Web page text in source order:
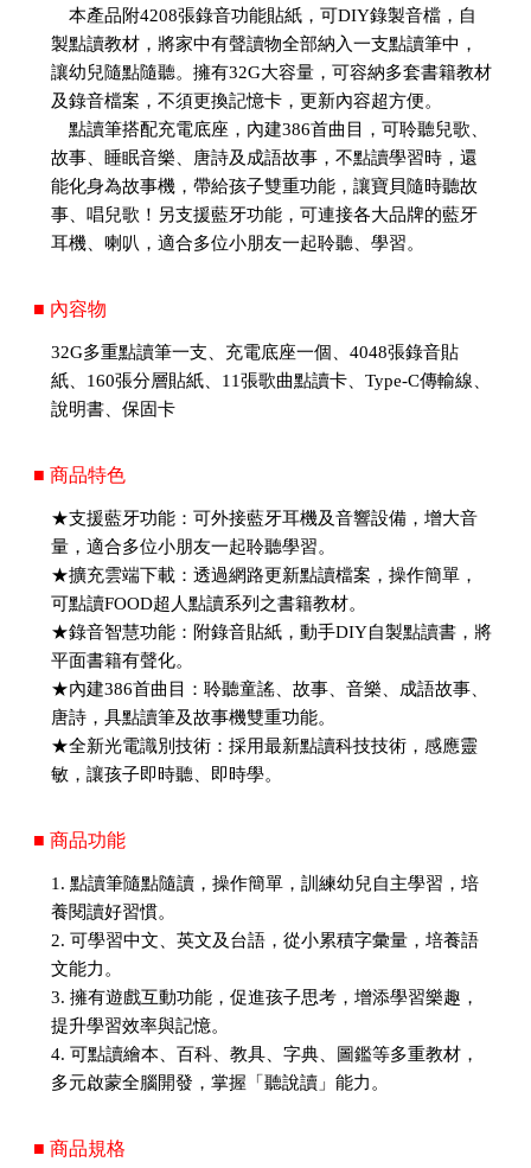
本產品附4208張錄音功能貼紙，可DIY錄製音檔，自
製點讀教材，將家中有聲讀物全部納入一支點讀筆中，
讓幼兒隨點隨聽。擁有32G大容量，可容納多套書籍教材
及錄音檔案，不須更換記憶卡，更新內容超方便。
點讀筆搭配充電底座，內建386首曲目，可聆聽兒歌、
故事、睡眠音樂、唐詩及成語故事，不點讀學習時，還
能化身為故事機，帶給孩子雙重功能，讓寶貝隨時聽故
事、唱兒歌！另支援藍牙功能，可連接各大品牌的藍牙
耳機、喇叭，適合多位小朋友一起聆聽、學習。
■ 內容物
32G多重點讀筆一支、充電底座一個、4048張錄音貼
紙、160張分層貼紙、11張歌曲點讀卡、Type-C傳輸線、
說明書、保固卡
■ 商品特色
★支援藍牙功能：可外接藍牙耳機及音響設備，增大音
量，適合多位小朋友一起聆聽學習。
★擴充雲端下載：透過網路更新點讀檔案，操作簡單，
可點讀FOOD超人點讀系列之書籍教材。
★錄音智慧功能：附錄音貼紙，動手DIY自製點讀書，將
平面書籍有聲化。
★內建386首曲目：聆聽童謠、故事、音樂、成語故事、
唐詩，具點讀筆及故事機雙重功能。
★全新光電識別技術：採用最新點讀科技技術，感應靈
敏，讓孩子即時聽、即時學。
■ 商品功能
1. 點讀筆隨點隨讀，操作簡單，訓練幼兒自主學習，培
養閱讀好習慣。
2. 可學習中文、英文及台語，從小累積字彙量，培養語
文能力。
3. 擁有遊戲互動功能，促進孩子思考，增添學習樂趣，
提升學習效率與記憶。
4. 可點讀繪本、百科、教具、字典、圖鑑等多重教材，
多元啟蒙全腦開發，掌握「聽說讀」能力。
■ 商品規格